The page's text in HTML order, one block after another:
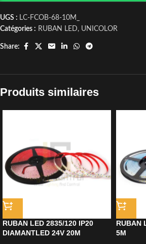
UGS : LC-FCOB-68-10M_
Catégories : RUBAN LED, UNICOLOR
Share:
Produits similaires
RUBAN LED 2835/120 IP20
DIAMANTLED 24V 20M
RUBAN
5M